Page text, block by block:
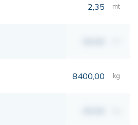
2,35 mt
8400,00 kg